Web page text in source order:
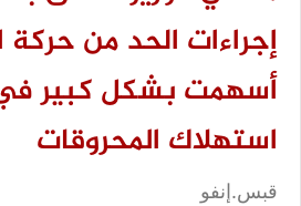
إجراءات الحد من حركة
أسهمت بشكل كبير
استهلاك المحروقات
قبس.إنفو